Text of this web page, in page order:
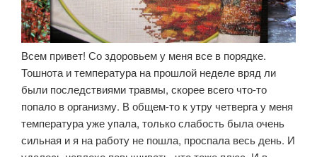
Всем привет! Со здоровьем у меня все в порядке.
Тошнота и температура на прошлой неделе вряд ли
были последствиями травмы, скорее всего что-то
попало в организму. В общем-то к утру четверга у меня
температура уже упала, только слабость была очень
сильная и я на работу не пошла, проспала весь день. И